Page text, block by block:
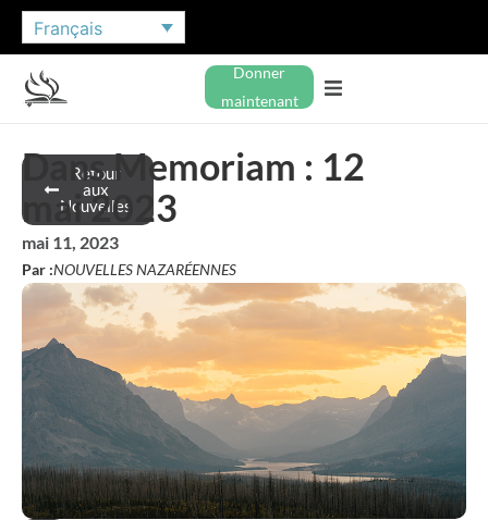
Français
Donner
maintenant
Retour
aux
Nouvelles
Dans Memoriam : 12
mai 2023
mai 11, 2023
Par :NOUVELLES NAZARÉENNES